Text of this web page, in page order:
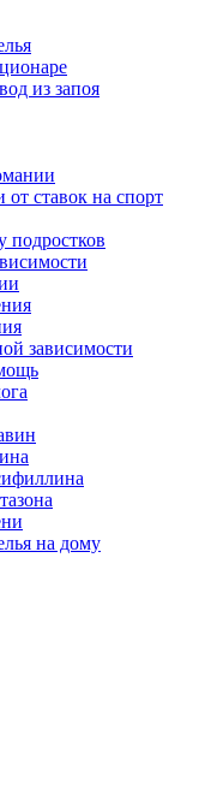
из запоя
от ставок на спорт
подростков
зависимости
на дому